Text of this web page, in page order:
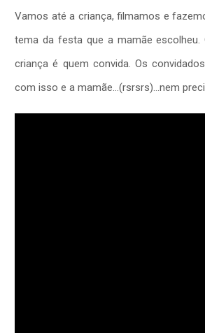
Vamos até a criança, filmamos e
tema da festa que a mamãe
criança é quem convida. Os
com isso e a mamãe…(rsrsrs)…nem